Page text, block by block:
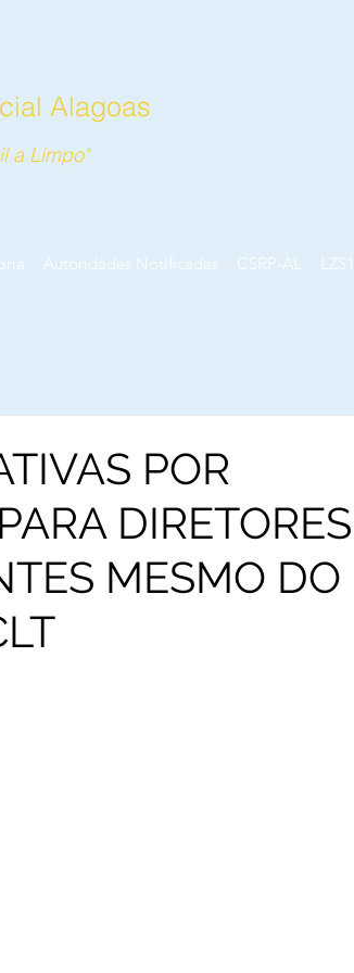
Alagoas
a Limpo"
Autoridades Notificadas CSRP-AL
POR
MESMO DO